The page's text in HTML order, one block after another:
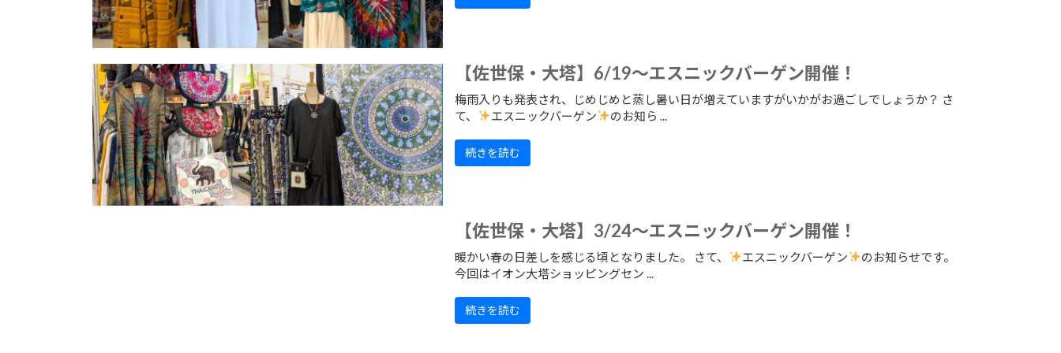
【佐世保・大塔】6/19～エスニックバーゲン開催！
梅雨入りも発表され、じめじめと蒸し暑い日が増えていますがいかがお過ごしでしょうか？ さ
て、
エスニックバーゲン のお知ら ...
続きを読む
【佐世保・大塔】3/24～エスニックバーゲン開催！
暖かい春の日差しを感じる頃となりました。 さて、 エスニックバーゲン
のお知らせです。
今回はイオン大塔ショッピングセン ...
続きを読む